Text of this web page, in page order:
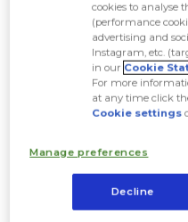
Với kiểu uốn tóc
sóng lơi không để
kiểu tóc nào. Đây
cookies to analyse
(performance
advertising and
Instagram, etc.
in our Cookie
For more
at any time click
Cookie settings
Manage preferences
Decline